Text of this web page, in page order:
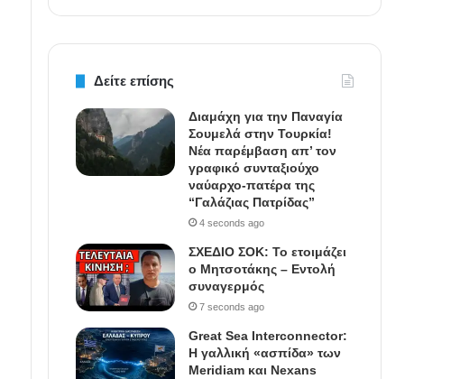
Δείτε επίσης
Διαμάχη για την Παναγία
Σουμελά στην Τουρκία!
Νέα παρέμβαση απ’ τον
γραφικό συνταξιούχο
ναύαρχο-πατέρα της
“Γαλάζιας Πατρίδας”
4 seconds ago
ΣΧΕΔΙΟ ΣΟΚ: Το ετοιμάζει
ο Μητσοτάκης – Εντολή
συναγερμός
7 seconds ago
Great Sea Interconnector:
Η γαλλική «ασπίδα» των
Meridiam και Nexans